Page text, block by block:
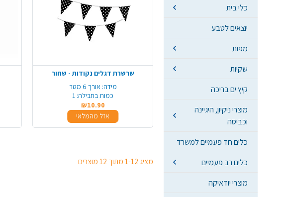
כלי בית
יוצאים לטבע
מפות
שקיות
קיץ ים בריכה
מוצרי ניקיון, היגיינה
וכביסה
כלים חד פעמיים למשרד
כלים רב פעמיים
מוצרי יודאיקה
שרשרת דגלים נקודות - שחור
מידה: אורך 6 מטר
כמות בחבילה: 1
₪10.90
אזל מהמלאי
מציג 1-12 מתוך 12 מוצרים